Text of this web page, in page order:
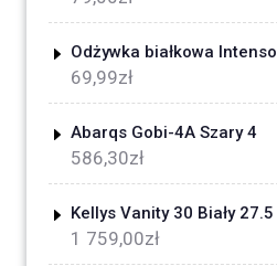
Odżywka białkowa
69,99zł
Abarqs Gobi-4A Szary 4
586,30zł
Kellys Vanity 30 Biały
1 759,00zł